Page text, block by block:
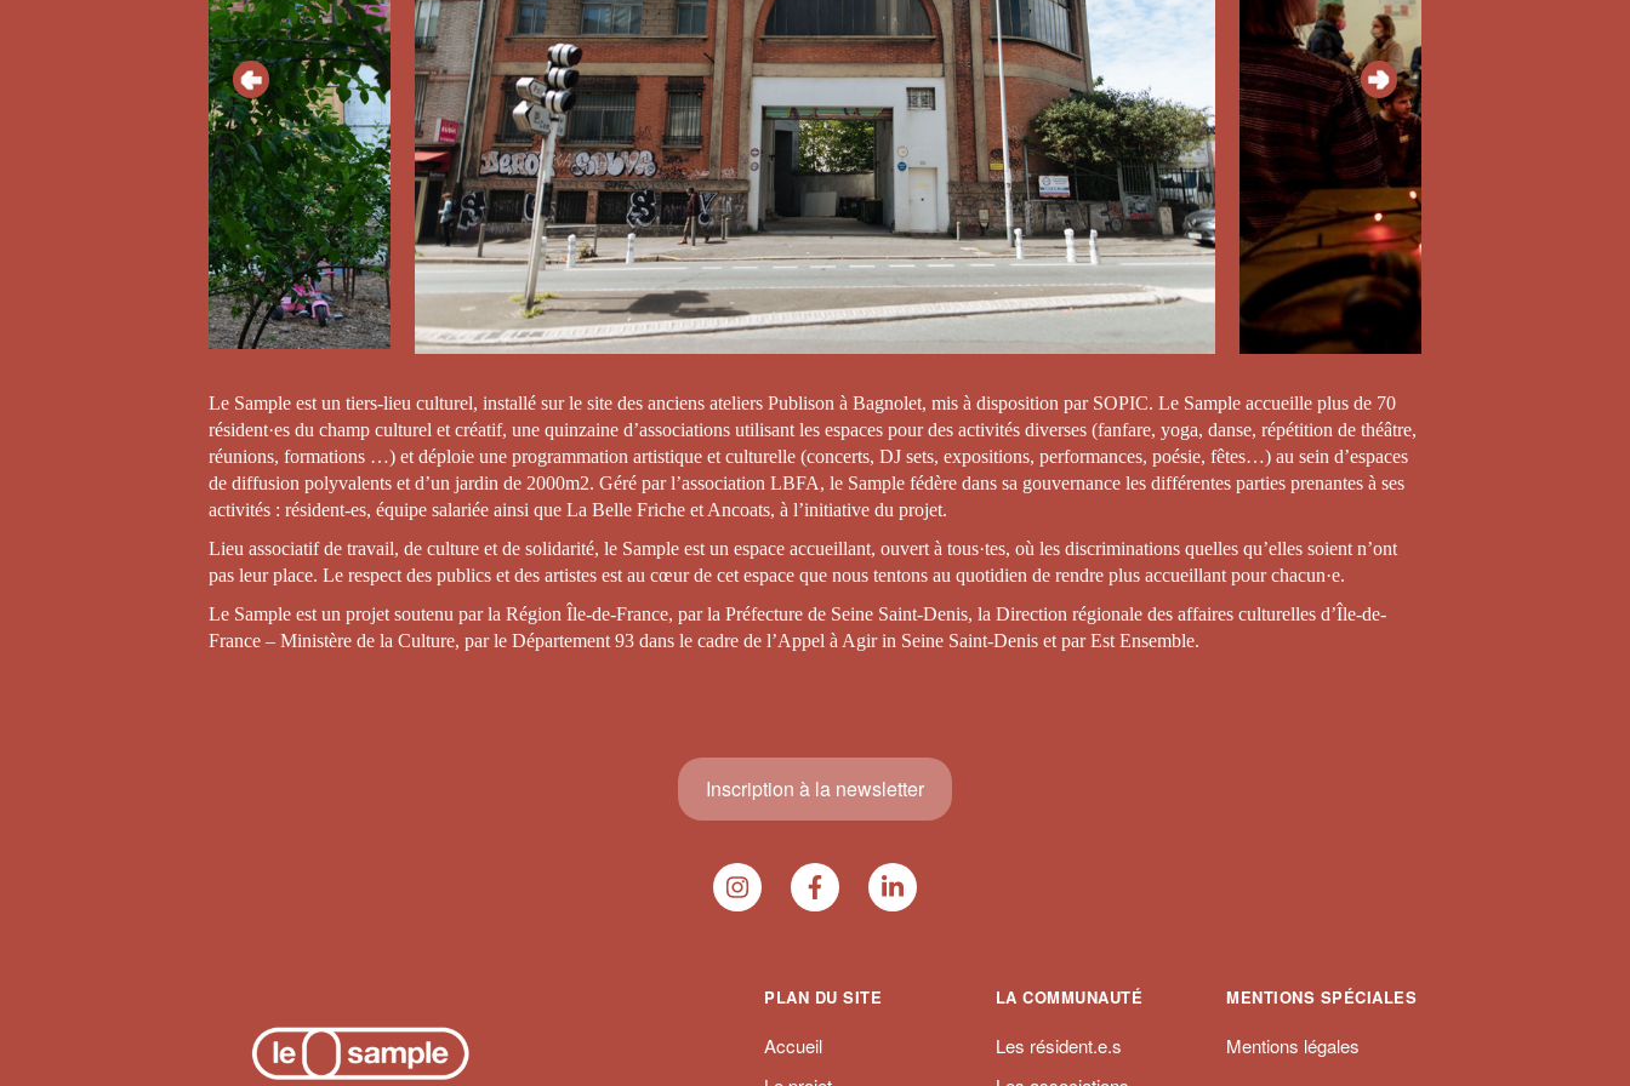
© Sample Team
Le Sample est un tiers-lieu culturel, installé sur le site des anciens ateliers Publison à Bagnolet, mis à disposition par SOPIC. Le Sample accueille plus de 70
résident·es du champ culturel et créatif, une quinzaine d’associations utilisant les espaces pour des activités diverses (fanfare, yoga, danse, répétition de théâtre,
réunions, formations …) et déploie une programmation artistique et culturelle (concerts, DJ sets, expositions, performances, poésie, fêtes…) au sein d’espaces
de diffusion polyvalents et d’un jardin de 2000m2. Géré par l’association LBFA, le Sample fédère dans sa gouvernance les différentes parties prenantes à ses
activités : résident-es, équipe salariée ainsi que La Belle Friche et Ancoats, à l’initiative du projet.
Lieu associatif de travail, de culture et de solidarité, le Sample est un espace accueillant, ouvert à tous·tes, où les discriminations quelles qu’elles soient n’ont
pas leur place. Le respect des publics et des artistes est au cœur de cet espace que nous tentons au quotidien de rendre plus accueillant pour chacun·e.
Le Sample est un projet soutenu par la Région Île-de-France, par la Préfecture de Seine Saint-Denis, la Direction régionale des affaires culturelles d’Île-de-
France – Ministère de la Culture, par le Département 93 dans le cadre de l’Appel à Agir in Seine Saint-Denis et par Est Ensemble.
Inscription à la newsletter
PLAN DU SITE
Accueil
LA COMMUNAUTÉ
Les résident.e.s
MENTIONS SPÉCIALES
Mentions légales